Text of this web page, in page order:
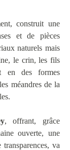
construit une
et de pièces
naturels mais
le crin, les fils
en des formes
méandres de la
, offrant, grâce
ouverte, une
va